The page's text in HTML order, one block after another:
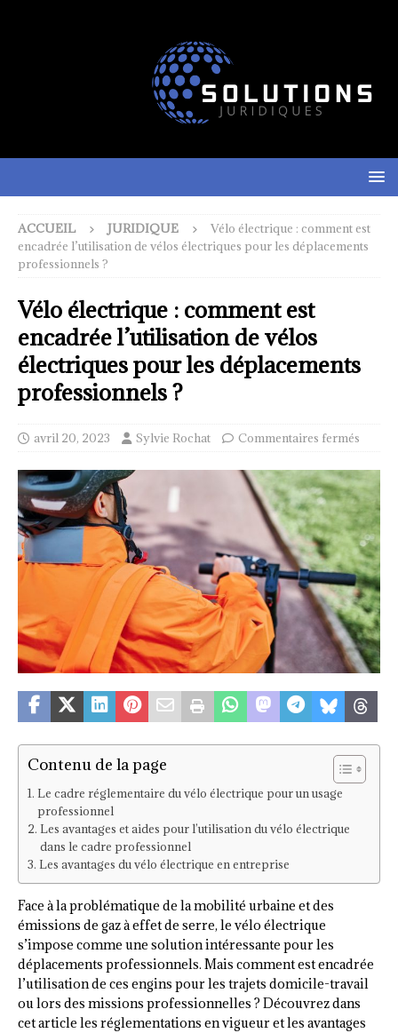
ACCUEIL JURIDIQUE
Vélo électrique : comment est
encadrée l’utilisation de vélos électriques pour les déplacements
professionnels ?
Vélo électrique : comment est
encadrée l’utilisation de vélos
électriques pour les déplacements
professionnels ?
avril 20, 2023 Sylvie Rochat Commentaires fermés
Contenu de la page
Le cadre réglementaire du vélo électrique pour un usage
professionnel
Les avantages et aides pour l’utilisation du vélo électrique
dans le cadre professionnel
Les avantages du vélo électrique en entreprise
Face à la problématique de la mobilité urbaine et des
émissions de gaz à effet de serre, le vélo électrique
s’impose comme une solution intéressante pour les
déplacements professionnels. Mais comment est encadrée
l’utilisation de ces engins pour les trajets domicile-travail
ou lors des missions professionnelles ? Découvrez dans
cet article les réglementations en vigueur et les avantages